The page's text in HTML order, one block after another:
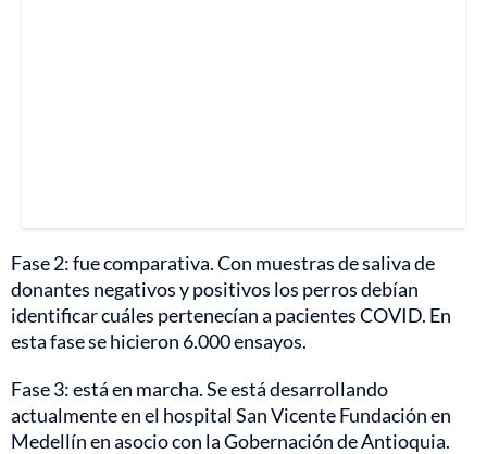
Fase 2: fue comparativa. Con muestras de saliva de
donantes negativos y positivos los perros debían
identificar cuáles pertenecían a pacientes COVID. En
esta fase se hicieron 6.000 ensayos.
Fase 3: está en marcha. Se está desarrollando
actualmente en el hospital San Vicente Fundación en
Medellín en asocio con la Gobernación de Antioquia.